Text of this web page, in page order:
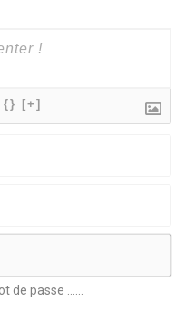
{} [+]
passe ......